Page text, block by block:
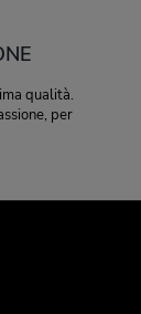
qualità.
per